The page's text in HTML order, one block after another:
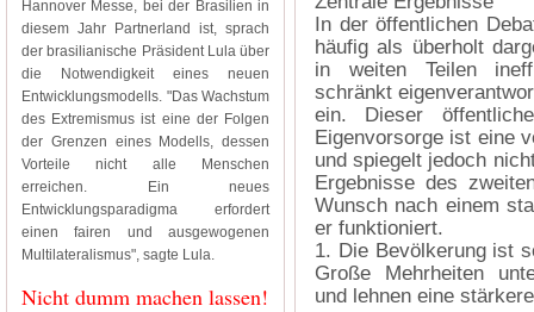
Hannover Messe, bei der Brasilien in
diesem Jahr Partnerland ist, sprach
der brasilianische Präsident Lula über
die Notwendigkeit eines neuen
Entwicklungsmodells. "Das Wachstum
des Extremismus ist eine der Folgen
der Grenzen eines Modells, dessen
Vorteile nicht alle Menschen
erreichen. Ein neues
Entwicklungsparadigma erfordert
einen fairen und ausgewogenen
Multilateralismus", sagte Lula.
Nicht dumm machen lassen!
In der öffentlichen
häufig als überholt
in weiten Teilen
schränkt
ein. Dieser
Eigenvorsorge ist eine
und spiegelt jedoch
Ergebnisse des
Wunsch nach einem
er funktioniert.
1. Die Bevölkerung ist
Große Mehrheiten
und lehnen eine